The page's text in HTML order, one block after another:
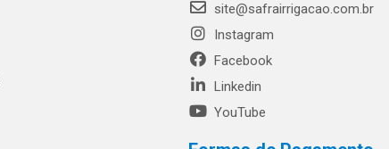
site@safrairrigacao.com.br
Instagram
Facebook
Linkedin
YouTube